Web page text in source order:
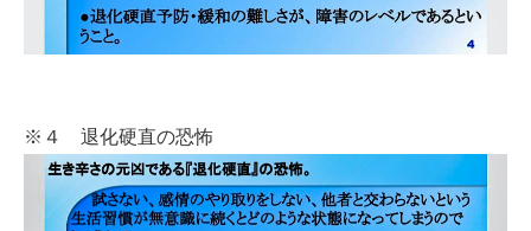
※４ 退化硬直の恐怖